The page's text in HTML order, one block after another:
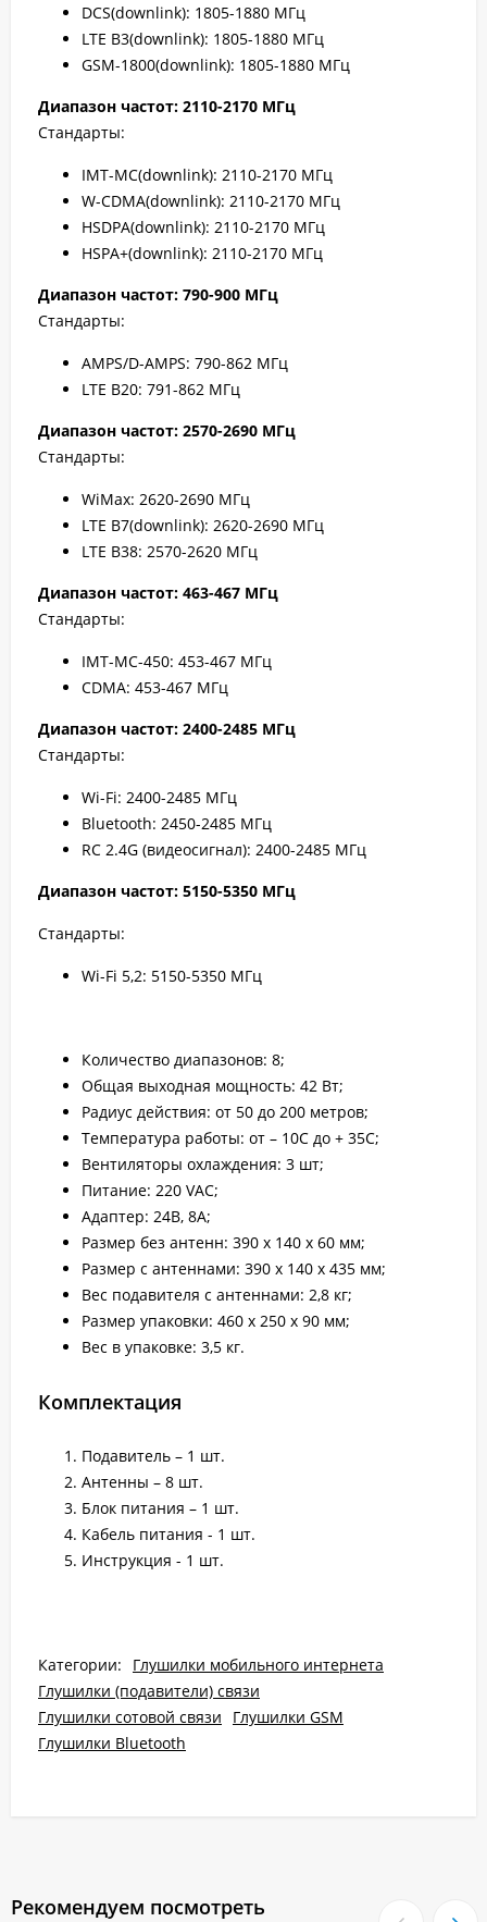
DCS(downlink): 1805-1880 МГц
LTE B3(downlink): 1805-1880 МГц
GSM-1800(downlink): 1805-1880 МГц
Диапазон частот: 2110-2170 МГц
Стандарты:
IMT-MC(downlink): 2110-2170 МГц
W-CDMA(downlink): 2110-2170 МГц
HSDPA(downlink): 2110-2170 МГц
HSPA+(downlink): 2110-2170 МГц
Диапазон частот: 790-900 МГц
Стандарты:
AMPS/D-AMPS: 790-862 МГц
LTE B20: 791-862 МГц
Диапазон частот: 2570-2690 МГц
Стандарты:
WiMax: 2620-2690 МГц
LTE B7(downlink): 2620-2690 МГц
LTE B38: 2570-2620 МГц
Диапазон частот: 463-467 МГц
Стандарты:
IMT-MC-450: 453-467 МГц
CDMA: 453-467 МГц
Диапазон частот: 2400-2485 МГц
Стандарты:
Wi-Fi: 2400-2485 МГц
Bluetooth: 2450-2485 МГц
RC 2.4G (видеосигнал): 2400-2485 МГц
Диапазон частот: 5150-5350 МГц
Стандарты:
Wi-Fi 5,2: 5150-5350 МГц
Количество диапазонов: 8;
Общая выходная мощность: 42 Вт;
Радиус действия: от 50 до 200 метров;
Температура работы: от – 10С до + 35С;
Вентиляторы охлаждения: 3 шт;
Питание: 220 VAC;
Адаптер: 24В, 8А;
Размер без антенн: 390 х 140 х 60 мм;
Размер с антеннами: 390 х 140 х 435 мм;
Вес подавителя с антеннами: 2,8 кг;
Размер упаковки: 460 х 250 х 90 мм;
Вес в упаковке: 3,5 кг.
Комплектация
Подавитель – 1 шт.
Антенны – 8 шт.
Блок питания – 1 шт.
Кабель питания - 1 шт.
Инструкция - 1 шт.
Категории:
Глушилки мобильного интернета
Глушилки (подавители) связи
Глушилки сотовой связи
Глушилки GSM
Глушилки Bluetooth
Рекомендуем посмотреть